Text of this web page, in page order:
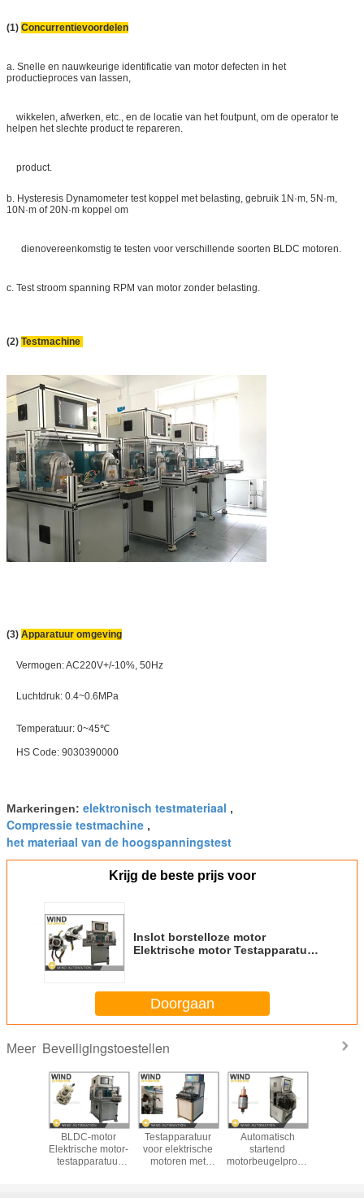
(1) Concurrentievoordelen
a. Snelle en nauwkeurige identificatie van motor defecten in het
productieproces van lassen,
wikkelen, afwerken, etc., en de locatie van het foutpunt, om de operator te
helpen het slechte product te repareren.
product.
b. Hysteresis Dynamometer test koppel met belasting, gebruik 1N·m, 5N·m,
10N·m of 20N·m koppel om
dienovereenkomstig te testen voor verschillende soorten BLDC motoren.
c. Test stroom spanning RPM van motor zonder belasting.
(2) Testmachine
(3) Apparatuur omgeving
Vermogen: AC220V+/-10%, 50Hz
Luchtdruk: 0.4~0.6MPa
Temperatuur: 0~45℃
HS Code: 9030390000
Markeringen: elektronisch testmateriaal ,
Compressie testmachine ,
het materiaal van de hoogspanningstest
Krijg de beste prijs voor
Inslot borstelloze motor
Elektrische motor Testapparatuur
Doorgaan
Meer Beveiligingstoestellen
BLDC-motor
Elektrische motor-
testapparatuur
Testapparatuur
voor elektrische
motoren met
Automatisch
startend
motorbeugelproefapparaat